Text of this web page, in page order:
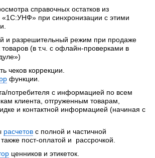
справочных остатков из
при синхронизации с этими
и разрешительный режим при продаже
(в т.ч. с офлайн-проверками в
чеков коррекции.
функции.
потребителя с информацией по всем
клиента, отгруженным товарам,
и контактной информацией (начиная с
расчетов с полной и частичной
пост-оплатой и рассрочкой.
ценников и этикеток.